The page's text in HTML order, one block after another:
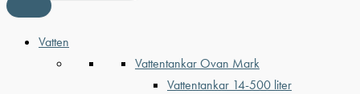
Vatten
Vattentankar Ovan Mark
Vattentankar 14-500 liter